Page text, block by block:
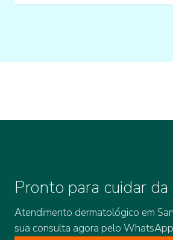
Pronto para cuidar
Atendimento dermatológico em
sua consulta agora pelo